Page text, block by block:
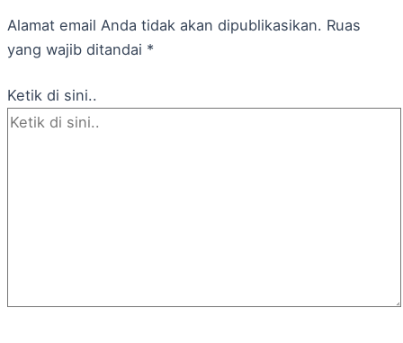
Alamat email Anda tidak akan dipublikasikan. Ruas
yang wajib ditandai *
Ketik di sini..